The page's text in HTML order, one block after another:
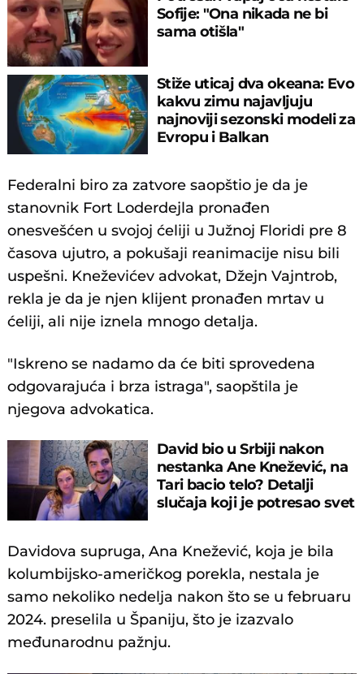
Sofije: "Ona nikada ne bi
sama otišla"
Stiže uticaj dva okeana: Evo
kakvu zimu najavljuju
najnoviji sezonski modeli za
Evropu i Balkan
Federalni biro za zatvore saopštio je da je
stanovnik Fort Loderdejla pronađen
onesvešćen u svojoj ćeliji u Južnoj Floridi pre 8
časova ujutro, a pokušaji reanimacije nisu bili
uspešni. Kneževićev advokat, Džejn Vajntrob,
rekla je da je njen klijent pronađen mrtav u
ćeliji, ali nije iznela mnogo detalja.
"Iskreno se nadamo da će biti sprovedena
odgovarajuća i brza istraga", saopštila je
njegova advokatica.
David bio u Srbiji nakon
nestanka Ane Knežević, na
Tari bacio telo? Detalji
slučaja koji je potresao svet
Davidova supruga, Ana Knežević, koja je bila
kolumbijsko-američkog porekla, nestala je
samo nekoliko nedelja nakon što se u februaru
2024. preselila u Španiju, što je izazvalo
međunarodnu pažnju.